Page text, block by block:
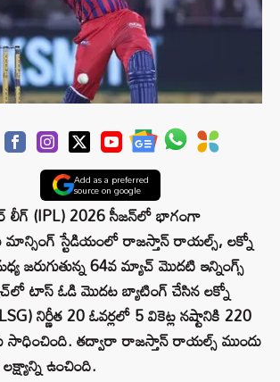
Add as a preferred
source on google
(IPL) 2026 సీజన్‌లో భాగంగా
స్టేడియంలో రాజస్తాన్ రాయల్స్, లక్నో
జరుగుతున్న 64వ మ్యాచ్ మొదటి ఇన్నింగ్స్
టాస్ ఓడి మొదట బ్యాటింగ్ చేసిన లక్నో
నిర్ణీత 20 ఓవర్లలో 5 వికెట్ల నష్టానికి 220
సాధించింది. తద్వారా రాజస్తాన్ రాయల్స్ ముందు
ఉంచింది.